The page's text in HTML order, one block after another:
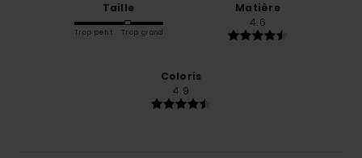
Taille
Trop petit Trop grand
Matière
4.6
Coloris
4.9